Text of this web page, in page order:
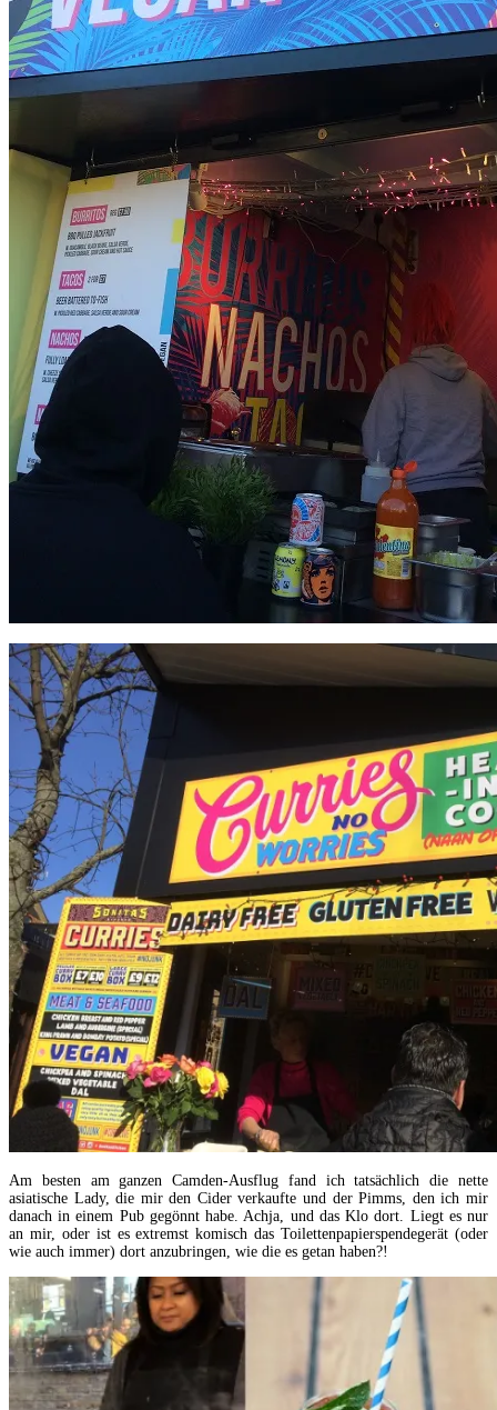
Am besten am ganzen Camden-Ausflug fand ich tatsächlich die nette
asiatische Lady, die mir den Cider verkaufte und der Pimms, den ich mir
danach in einem Pub gegönnt habe. Achja, und das Klo dort. Liegt es nur
an mir, oder ist es extremst komisch das Toilettenpapierspendegerät (oder
wie auch immer) dort anzubringen, wie die es getan haben?!